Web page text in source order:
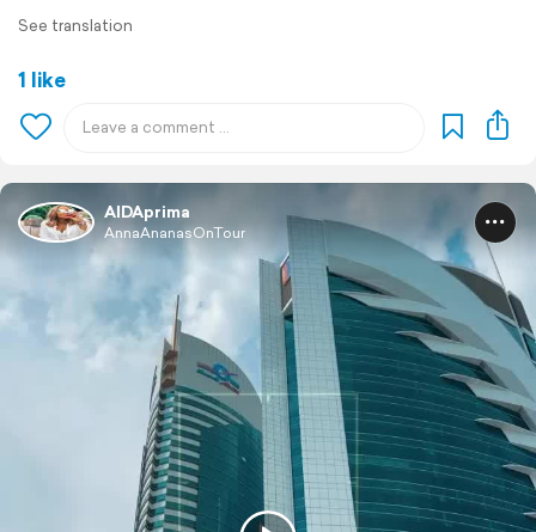
See translation
1 like
AIDAprima
AnnaAnanasOnTour